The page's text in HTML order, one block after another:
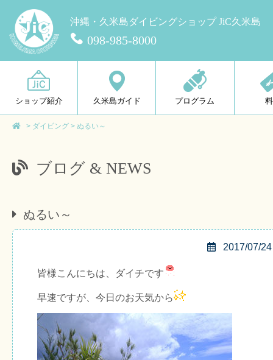
沖縄・久米島ダイビングショップ JiC久米島
098-985-8000
ショップ紹介 久米島ガイド プログラム
> ダイビング > ぬるい～
ブログ & NEWS
ぬるい～
2017/07/24
皆様こんにちは、ダイチです
早速ですが、今日のお天気から